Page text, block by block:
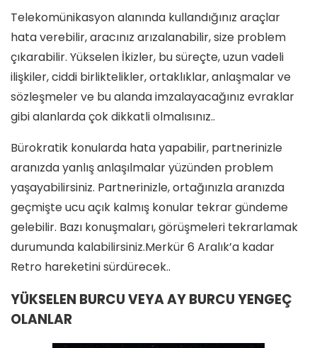
Telekomünikasyon alanında kullandığınız araçlar
hata verebilir, aracınız arızalanabilir, size problem
çıkarabilir. Yükselen İkizler, bu süreçte, uzun vadeli
ilişkiler, ciddi birliktelikler, ortaklıklar, anlaşmalar ve
sözleşmeler ve bu alanda imzalayacağınız evraklar
gibi alanlarda çok dikkatli olmalısınız..
Bürokratik konularda hata yapabilir, partnerinizle
aranızda yanlış anlaşılmalar yüzünden problem
yaşayabilirsiniz. Partnerinizle, ortağınızla aranızda
geçmişte ucu açık kalmış konular tekrar gündeme
gelebilir. Bazı konuşmaları, görüşmeleri tekrarlamak
durumunda kalabilirsiniz.Merkür 6 Aralık’a kadar
Retro hareketini sürdürecek..
YÜKSELEN BURCU VEYA AY BURCU YENGEÇ
OLANLAR